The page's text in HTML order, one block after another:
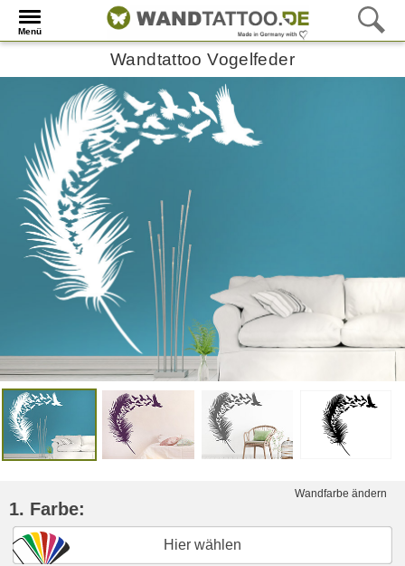
Menü
Wandtattoo Vogelfeder
Wandfarbe ändern
1. Farbe:
Hier wählen